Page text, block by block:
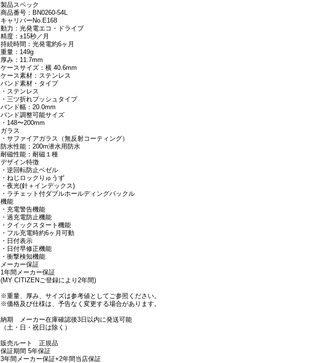
製品スペック
商品番号：BN0260-54L
キャリバーNo.E168
動力：光発電エコ・ドライブ
精度：±15秒／月
持続時間：光発電約6ヶ月
重量：149g
厚み：11.7mm
ケースサイズ：横 40.6mm
ケース素材：ステンレス
バンド素材・タイプ
・ステンレス
・三ツ折れプッシュタイプ
バンド幅：20.0mm
バンド調整可能サイズ
・148〜200mm
ガラス
・サファイアガラス（無反射コーティング）
防水性能：200m潜水用防水
耐磁性能：耐磁１種
デザイン特徴
・逆回転防止ベゼル
・ねじロックりゅうず
・夜光(針＋インデックス)
・ラチェット付ダブルホールディングバックル
機能
・充電警告機能
・過充電防止機能
・クイックスタート機能
・フル充電時約6ヶ月可動
・日付表示
・日付早修正機能
・衝撃検知機能
メーカー保証
1年間メーカー保証
(MY CITIZENご登録により2年間)
※重量、厚み、サイズは参考値としてご参照ください。
※価格及び仕様は、予告なく変更する場合があります。
納期 メーカー在庫確認後3日以内に発送可能
（土・日・祝日は除く）
販売ルート 正規品
保証期間 5年保証
3年間メーカー保証+2年間当店保証